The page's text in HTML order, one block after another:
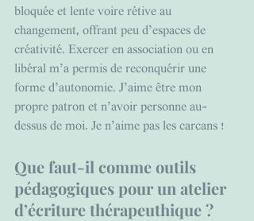
bloquée et lente voire rétive au
changement, offrant peu d’espaces de
créativité. Exercer en association ou en
libéral m’a permis de reconquérir une
forme d’autonomie. J’aime être mon
propre patron et n’avoir personne au-
dessus de moi. Je n’aime pas les carcans !
Que faut-il comme outils
pédagogiques pour un atelier
d’écriture thérapeuthique ?